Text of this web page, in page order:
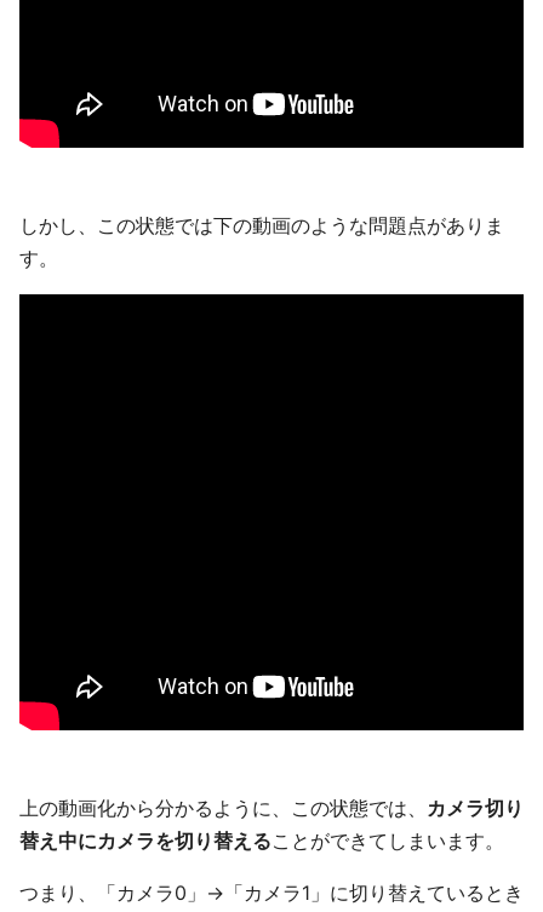
しかし、この状態では下の動画のような問題点がありま
す。
上の動画化から分かるように、この状態では、 カメラ切り
替え中にカメラを切り替えることができてしまいます。
つまり、「カメラ0」→「カメラ1」に切り替えているとき